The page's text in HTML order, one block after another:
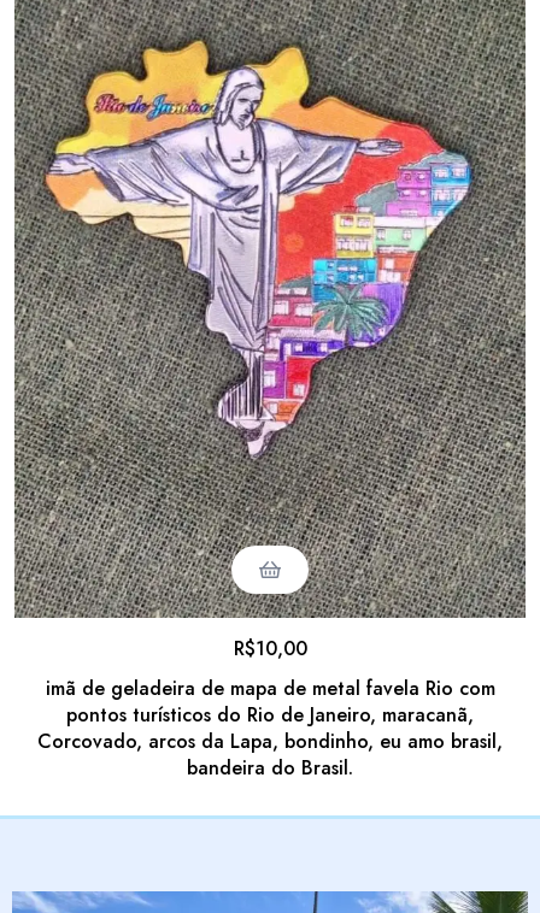
imã de geladeira de mapa de metal favela Rio com
pontos turísticos do Rio de Janeiro, maracanã,
Corcovado, arcos da Lapa, bondinho, eu amo brasil,
bandeira do Brasil.
R$10,00